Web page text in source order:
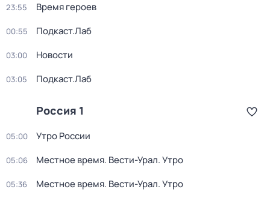
23:55 Время героев
00:55 Подкаст.Лаб
03:00 Новости
03:05 Подкаст.Лаб
Россия 1
05:00 Утро России
05:06 Местное время. Вести-Урал. Утро
05:36 Местное время. Вести-Урал. Утро